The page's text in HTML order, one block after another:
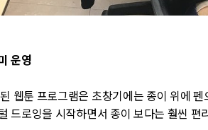
운영
웹툰 프로그램은 초창기에는 종이 위에
드로잉을 시작하면서 종이 보다는 훨씬